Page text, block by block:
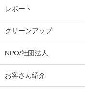
レポート
クリーンアップ
NPO/社団法人
お客さん紹介